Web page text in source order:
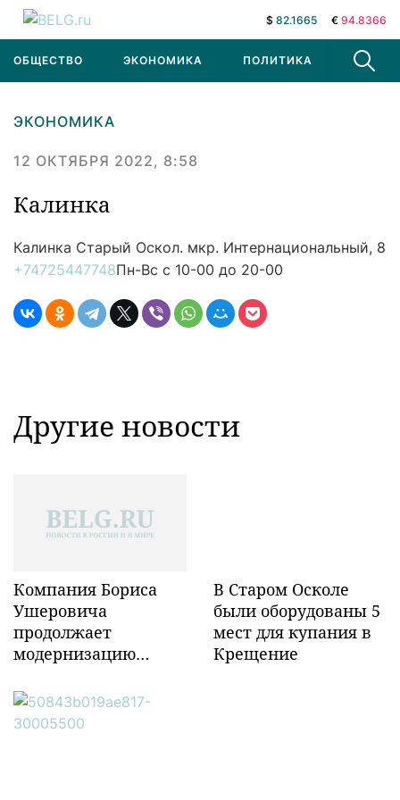
$ 82.1665 € 94.8366
ОБЩЕСТВО ЭКОНОМИКА ПОЛИТИКА В МИРЕ
ЭКОНОМИКА
12 ОКТЯБРЯ 2022, 8:58
Калинка
Калинка Старый Оскол. мкр. Интернациональный, 8
+74725447748Пн-Вс с 10-00 до 20-00
Другие новости
Компания Бориса
Ушеровича
продолжает
модернизацию
инфраструктуры в
Забайкалье
В Старом Осколе
были оборудованы 5
мест для купания в
Крещение